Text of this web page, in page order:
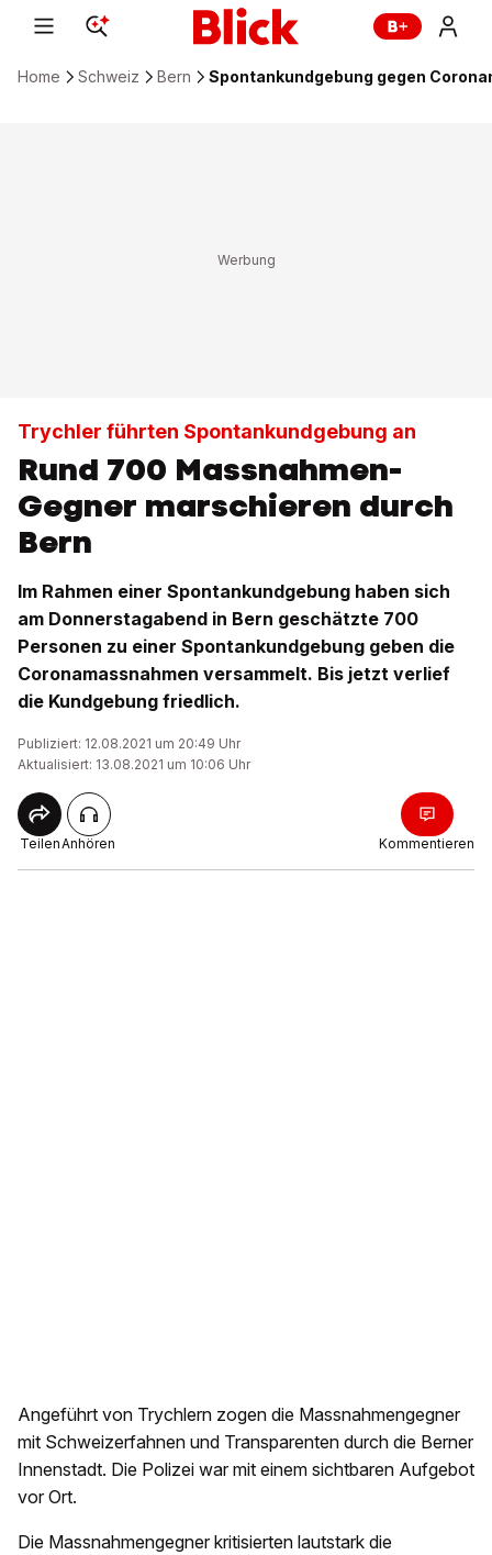
Home Schweiz Bern Spontankundgebung gegen
Trychler führten Spontankundgebung an
Rund 700 Massnahmen-
Gegner marschieren durch
Bern
Im Rahmen einer Spontankundgebung haben sich
am Donnerstagabend in Bern geschätzte 700
Personen zu einer Spontankundgebung geben die
Coronamassnahmen versammelt. Bis jetzt verlief
die Kundgebung friedlich.
Publiziert: 12.08.2021 um 20:49 Uhr
Aktualisiert: 13.08.2021 um 10:06 Uhr
TeilenAnhören Kommentieren
Angeführt von Trychlern zogen die Massnahmengegner
mit Schweizerfahnen und Transparenten durch die Berner
Innenstadt. Die Polizei war mit einem sichtbaren Aufgebot
vor Ort.
Die Massnahmengegner kritisierten lautstark die